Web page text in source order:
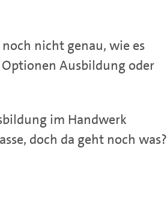
nicht genau, wie es
Ausbildung oder
im Handwerk
doch da geht noch was?